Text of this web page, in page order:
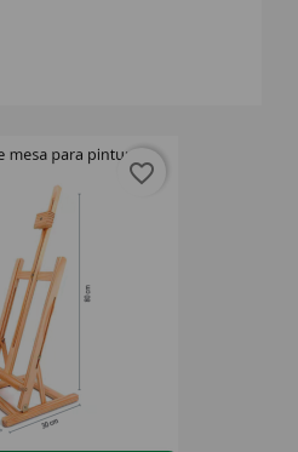
favorite_border